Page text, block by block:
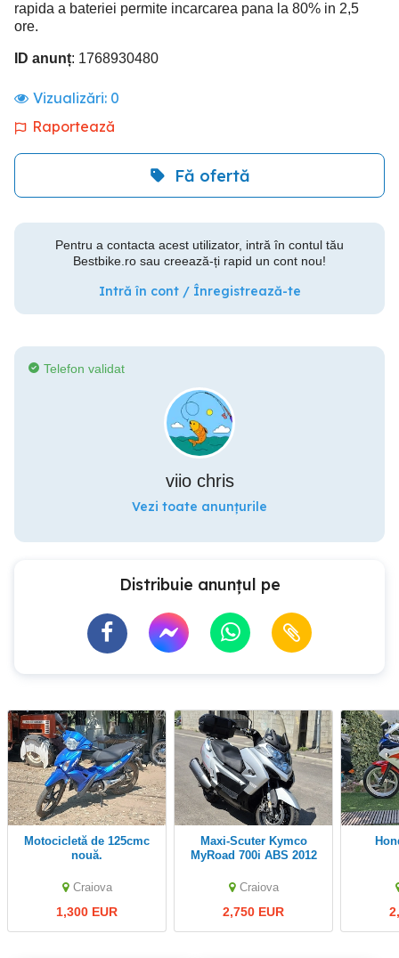
rapida a bateriei permite incarcarea pana la 80% in 2,5
ore.
ID anunț: 1768930480
Vizualizări: 0
Raportează
Fă ofertă
Pentru a contacta acest utilizator, intră în contul tău
Bestbike.ro sau creează-ți rapid un cont nou!
Intră în cont / Înregistrează-te
Telefon validat
viio chris
Vezi toate anunțurile
Distribuie anunțul pe
Motocicletă de 125cmc
nouă.
Craiova
1,300 EUR
Maxi-Scuter Kymco
MyRoad 700i ABS 2012
Craiova
2,750 EUR